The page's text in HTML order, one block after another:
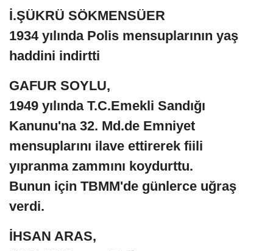
İ.ŞÜKRÜ SÖKMENSÜER
1934 yılında Polis mensuplarının yaş
haddini indirtti
GAFUR SOYLU,
1949 yılında T.C.Emekli Sandığı
Kanunu'na 32. Md.de Emniyet
mensuplarını ilave ettirerek fiili
yıpranma zammını koydurttu.
Bunun için TBMM'de günlerce uğraş
verdi.
İHSAN ARAS,